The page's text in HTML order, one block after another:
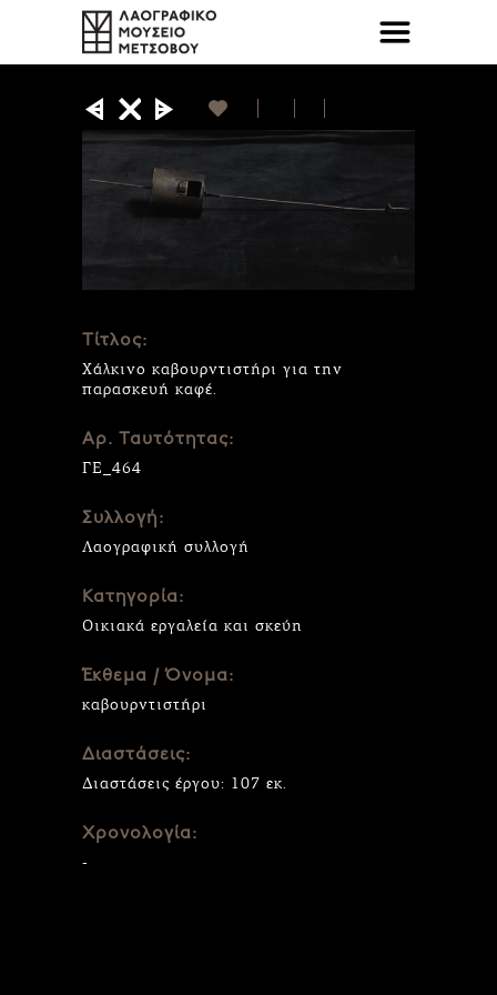
Τίτλος:
Χάλκινο καβουρντιστήρι για την
παρασκευή καφέ.
Αρ. Ταυτότητας:
ΓΕ_464
Συλλογή:
Λαογραφική συλλογή
Κατηγορία:
Οικιακά εργαλεία και σκεύη
Έκθεμα / Όνομα:
καβουρντιστήρι
Διαστάσεις:
Διαστάσεις έργου: 107 εκ.
Χρονολογία:
-